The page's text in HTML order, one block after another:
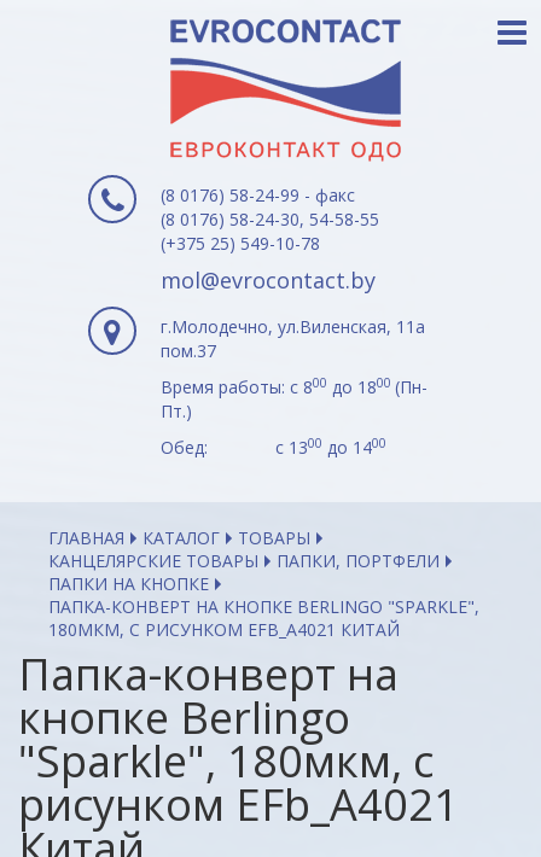
(8 0176) 58-24-99 - факс
(8 0176) 58-24-30, 54-58-55
(+375 25) 549-10-78
mol@evrocontact.by
г.Молодечно, ул.Виленская, 11а
пом.37
Время работы: с 800 до 1800 (Пн-
Пт.)
Обед: с 1300 до 1400
ГЛАВНАЯ КАТАЛОГ
ТОВАРЫ
КАНЦЕЛЯРСКИЕ ТОВАРЫ
ПАПКИ, ПОРТФЕЛИ
ПАПКИ НА КНОПКЕ
ПАПКА-КОНВЕРТ НА КНОПКЕ BERLINGO "SPARKLE",
180МКМ, С РИСУНКОМ EFB_A4021 КИТАЙ
Папка-конверт на
кнопке Berlingo
"Sparkle", 180мкм, с
рисунком EFb_A4021